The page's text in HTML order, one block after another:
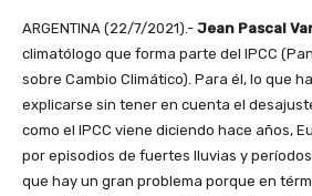
ARGENTINA (22/7/2021).- Jean Pascal
climatólogo que forma parte del IPCC
sobre Cambio Climático). Para él, lo que
explicarse sin tener en cuenta el
como el IPCC viene diciendo hace años,
por episodios de fuertes lluvias y
que hay un gran problema porque en